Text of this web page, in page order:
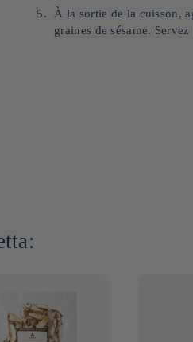
À la sortie de la cuisson,
graines de sésame.